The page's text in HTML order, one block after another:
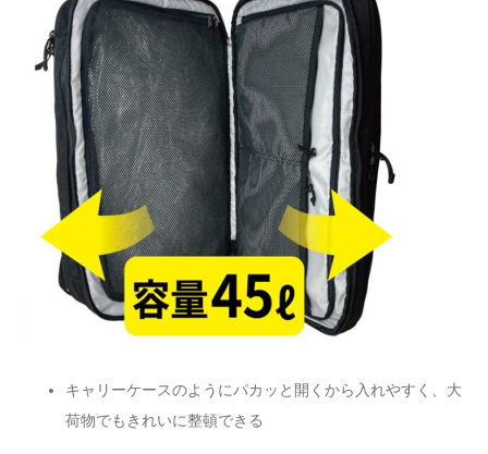
キャリーケースのようにパカッと開くから入れやすく、大
荷物でもきれいに整頓できる